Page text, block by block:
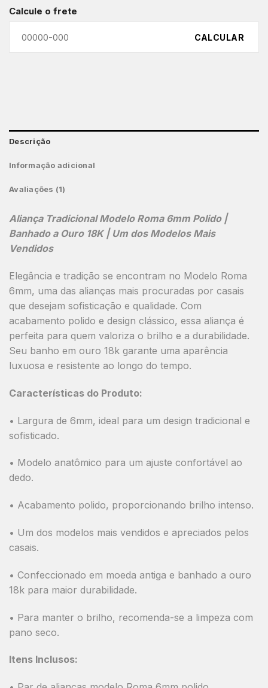
Calcule o frete
CALCULAR
Descrição
Informação adicional
Avaliações (1)
Aliança Tradicional Modelo Roma 6mm Polido |
Banhado a Ouro 18K | Um dos Modelos Mais
Vendidos
Elegância e tradição se encontram no Modelo Roma
6mm, uma das alianças mais procuradas por casais
que desejam sofisticação e qualidade. Com
acabamento polido e design clássico, essa aliança é
perfeita para quem valoriza o brilho e a durabilidade.
Seu banho em ouro 18k garante uma aparência
luxuosa e resistente ao longo do tempo.
Características do Produto:
• Largura de 6mm, ideal para um design tradicional e
sofisticado.
• Modelo anatômico para um ajuste confortável ao
dedo.
• Acabamento polido, proporcionando brilho intenso.
• Um dos modelos mais vendidos e apreciados pelos
casais.
• Confeccionado em moeda antiga e banhado a ouro
18k para maior durabilidade.
• Para manter o brilho, recomenda-se a limpeza com
pano seco.
Itens Inclusos: